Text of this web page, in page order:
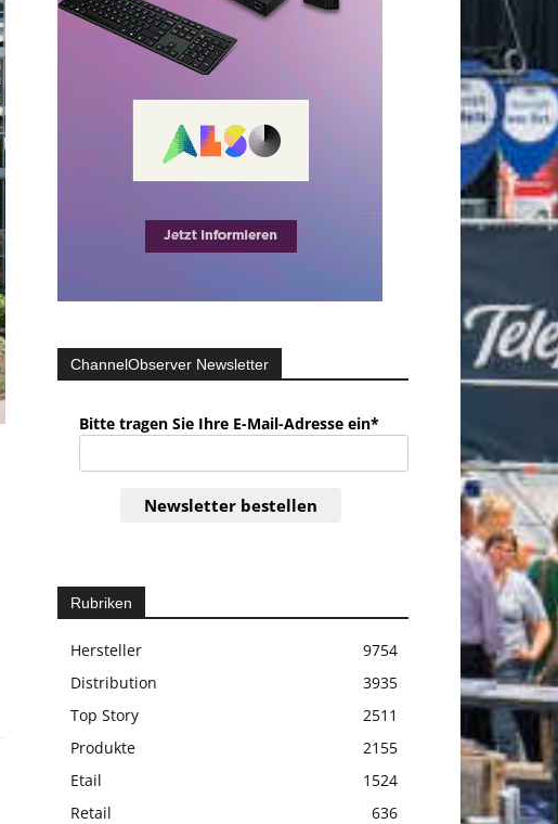
ChannelObserver Newsletter
Bitte tragen Sie Ihre E-Mail-Adresse ein*
Newsletter bestellen
Rubriken
Hersteller
9754
Distribution
3935
Top Story
2511
Produkte
2155
Etail
1524
Retail
636